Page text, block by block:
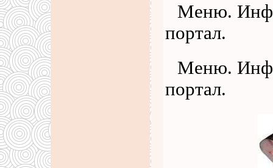
Меню.
портал.
Меню.
портал.